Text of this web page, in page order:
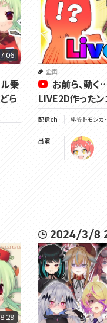
乗
ら
企画
お前ら、動
LIVE2D作った
配信ch 緋笠トモシカ
出演
2024/3/8